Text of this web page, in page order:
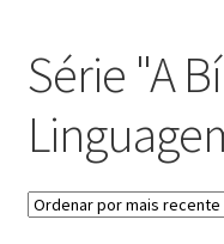
Finalidade do Bazar
Informações
Loja
Série "A